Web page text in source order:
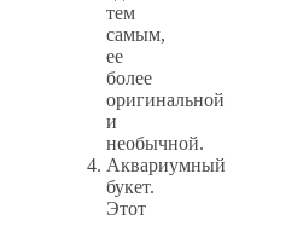
тем
самым,
ее
более
оригинальной
и
необычной.
Аквариумный
букет.
Этот